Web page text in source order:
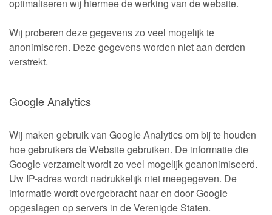
optimaliseren wij hiermee de werking van de website.
Wij proberen deze gegevens zo veel mogelijk te
anonimiseren. Deze gegevens worden niet aan derden
verstrekt.
Google Analytics
Wij maken gebruik van Google Analytics om bij te houden
hoe gebruikers de Website gebruiken. De informatie die
Google verzamelt wordt zo veel mogelijk geanonimiseerd.
Uw IP-adres wordt nadrukkelijk niet meegegeven. De
informatie wordt overgebracht naar en door Google
opgeslagen op servers in de Verenigde Staten.